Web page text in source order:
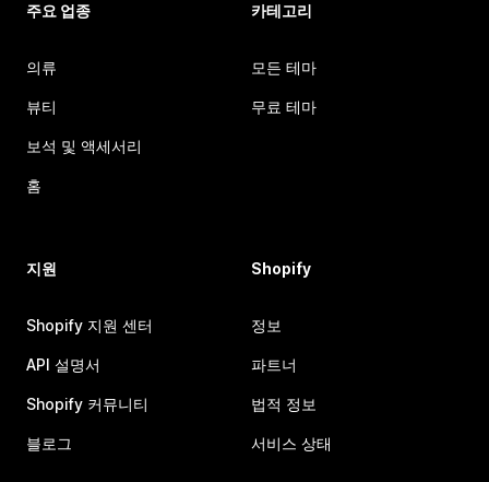
주요 업종
의류
뷰티
보석 및 액세서리
홈
카테고리
모든 테마
무료 테마
지원
Shopify 지원 센터
API 설명서
Shopify 커뮤니티
블로그
Shopify
정보
파트너
법적 정보
서비스 상태